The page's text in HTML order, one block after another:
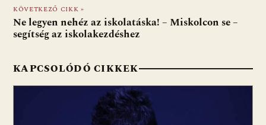
o
k
p
p
KÖVETKEZŐ CIKK »
Ne legyen nehéz az iskolatáska! – Miskolcon se –
segítség az iskolakezdéshez
KAPCSOLÓDÓ CIKKEK